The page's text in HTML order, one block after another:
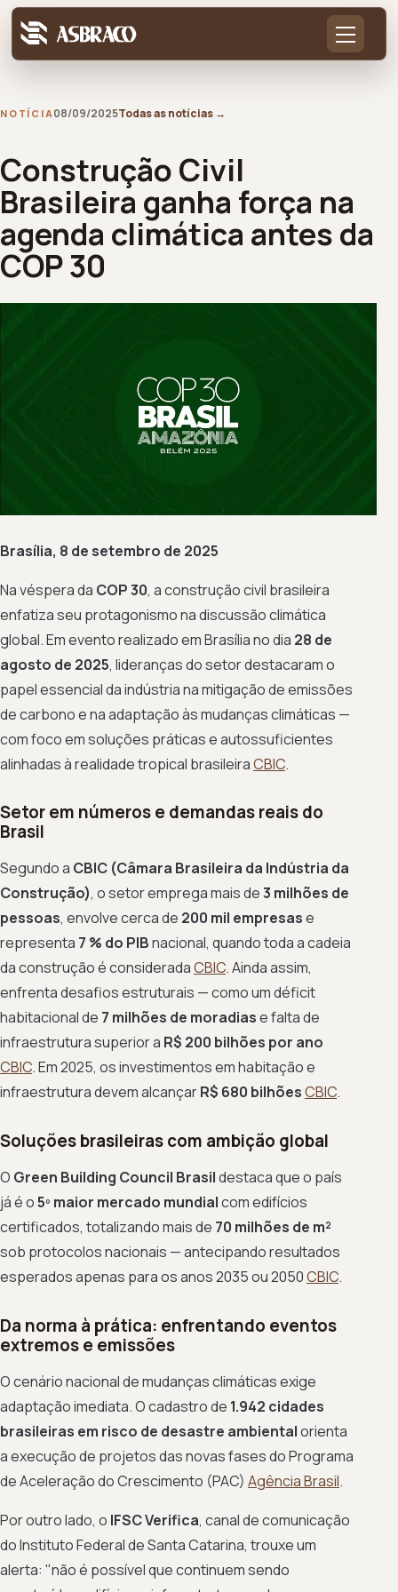
NOTÍCIA08/09/2025Todas as notícias →
Construção Civil
Brasileira ganha força na
agenda climática antes da
COP 30
Brasília, 8 de setembro de 2025
Na véspera da COP 30, a construção civil brasileira
enfatiza seu protagonismo na discussão climática
global. Em evento realizado em Brasília no dia 28 de
agosto de 2025, lideranças do setor destacaram o
papel essencial da indústria na mitigação de emissões
de carbono e na adaptação às mudanças climáticas —
com foco em soluções práticas e autossuficientes
alinhadas à realidade tropical brasileiraCBIC.
Setor em números e demandas reais do
Brasil
Segundo a CBIC (Câmara Brasileira da Indústria da
Construção), o setor emprega mais de3 milhões de
pessoas, envolve cerca de 200 mil empresase
representa 7 % do PIBnacional, quando toda a cadeia
da construção é consideradaCBIC. Ainda assim,
enfrenta desafios estruturais — como um déficit
habitacional de 7 milhões de moradiase falta de
infraestrutura superior a R$ 200 bilhões por ano
CBIC. Em 2025, os investimentos em habitação e
infraestrutura devem alcançarR$ 680 bilhõesCBIC.
Soluções brasileiras com ambição global
O Green Building Council Brasildestaca que o país
já é o5º maior mercado mundialcom edifícios
certificados, totalizando mais de 70 milhões de m²
sob protocolos nacionais — antecipando resultados
esperados apenas para os anos 2035 ou 2050CBIC.
Da norma à prática: enfrentando eventos
extremos e emissões
O cenário nacional de mudanças climáticas exige
adaptação imediata. O cadastro de 1.942 cidades
brasileiras em risco de desastre ambientalorienta
a execução de projetos das novas fases do Programa
de Aceleração do Crescimento (PAC) Agência Brasil.
Por outro lado, o IFSC Verifica, canal de comunicação
do Instituto Federal de Santa Catarina, trouxe um
alerta: "não é possível que continuem sendo